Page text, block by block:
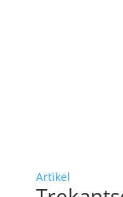
Artikel